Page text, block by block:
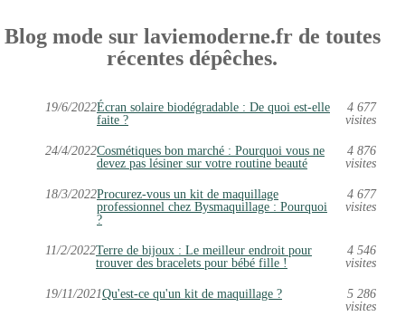
Blog mode sur laviemoderne.fr de toutes
récentes dépêches.
19/6/2022Écran solaire biodégradable : De quoi est-elle
faite ?
4 677
visites
24/4/2022Cosmétiques bon marché : Pourquoi vous ne
devez pas lésiner sur votre routine beauté
4 876
visites
18/3/2022Procurez-vous un kit de maquillage
professionnel chez Bysmaquillage : Pourquoi
?
4 677
visites
11/2/2022Terre de bijoux : Le meilleur endroit pour
trouver des bracelets pour bébé fille !
4 546
visites
19/11/2021Qu'est-ce qu'un kit de maquillage ?
5 286
visites